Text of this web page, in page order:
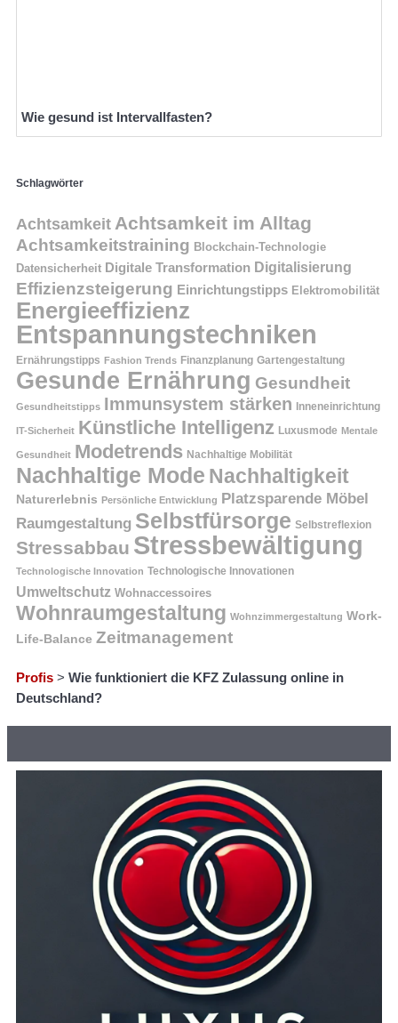
Wie gesund ist Intervallfasten?
Schlagwörter
Achtsamkeit Achtsamkeit im Alltag
Achtsamkeitstraining Blockchain-Technologie
Datensicherheit Digitale Transformation Digitalisierung
Effizienzsteigerung Einrichtungstipps Elektromobilität
Energieeffizienz
Entspannungstechniken
Ernährungstipps Fashion Trends Finanzplanung Gartengestaltung
Gesunde Ernährung Gesundheit
Gesundheitstipps Immunsystem stärken Inneneinrichtung
IT-Sicherheit Künstliche Intelligenz Luxusmode Mentale
Gesundheit Modetrends Nachhaltige Mobilität
Nachhaltige Mode Nachhaltigkeit
Naturerlebnis Persönliche Entwicklung Platzsparende Möbel
Raumgestaltung Selbstfürsorge Selbstreflexion
Stressabbau Stressbewältigung
Technologische Innovation Technologische Innovationen
Umweltschutz Wohnaccessoires
Wohnraumgestaltung Wohnzimmergestaltung Work-
Life-Balance Zeitmanagement
Profis > Wie funktioniert die KFZ Zulassung online in
Deutschland?